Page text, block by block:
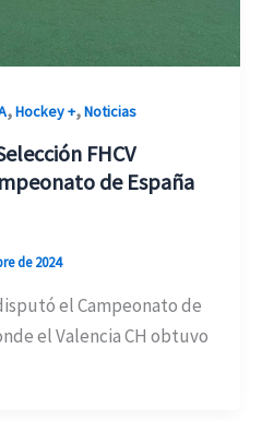
,Hockey +,Noticias
FHCV
de España
de 2024
el Campeonato de
el Valencia CH obtuvo